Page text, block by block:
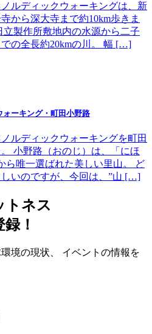
ルディックウォーキングは、新
から深大寺まで約10km歩きま
立製作所敷地内の水源から二子
の全長約20kmの川。 幅 […]
ォーキング・町田小野路
ルディックウォーキングを町田
小野路（おのじ）は、「にほ
ら唯一選ばれた美しい里山。 ど
いのですが、今回は、”山 […]
トネス
！
境の現状、 イベントの情報を